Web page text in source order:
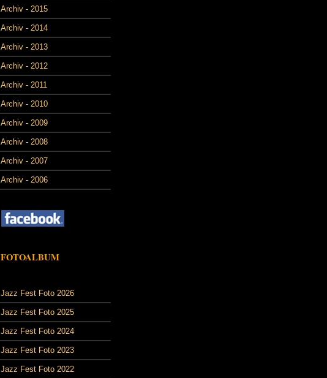
Archiv - 2015
Archiv - 2014
Archiv - 2013
Archiv - 2012
Archiv - 2011
Archiv - 2010
Archiv - 2009
Archiv - 2008
Archiv - 2007
Archiv - 2006
FOTOALBUM
Jazz Fest Foto 2026
Jazz Fest Foto 2025
Jazz Fest Foto 2024
Jazz Fest Foto 2023
Jazz Fest Foto 2022